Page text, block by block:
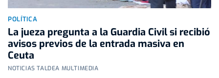
POLÍTICA
La jueza pregunta a la Guardia Civil si recibió
avisos previos de la entrada masiva en
Ceuta
NOTICIAS TALDEA MULTIMEDIA